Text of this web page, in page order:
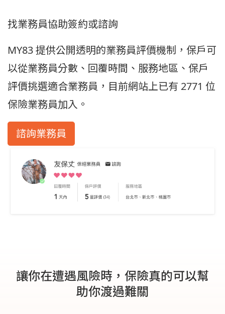
找業務員協助簽約或諮詢
MY83 提供公開透明的業務員評價機制，保戶可
以從業務員分數、回覆時間、服務地區、保戶
評價挑選適合業務員，目前網站上已有 2771 位
保險業務員加入。
諮詢業務員
讓你在遭遇風險時，保險真的可以幫
助你渡過難關